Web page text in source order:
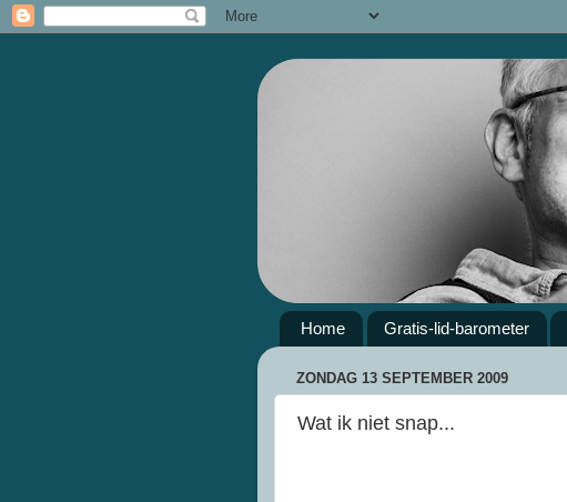
Home Gratis-lid-barometer
ZONDAG 13 SEPTEMBER 2009
Wat ik niet snap...